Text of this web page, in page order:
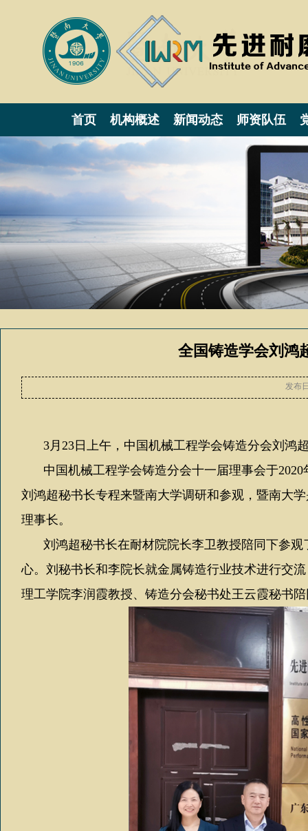
首页 机构概述 新闻动态 师资队伍
全国铸造学会刘鸿
发布
3月 23日上午，中国机械工程学会铸造分会刘鸿
中国机械工程学会铸造分会十一届理事会于2020
刘鸿超秘书长专程来暨南大学调研和参观，暨南大
理事长。
刘鸿超秘书长在耐材院院长李卫教授陪同下参
心。刘秘书长和李院长就金属铸造行业技术进行交
理工学院李润霞教授、铸造分会秘书处王云霞秘书